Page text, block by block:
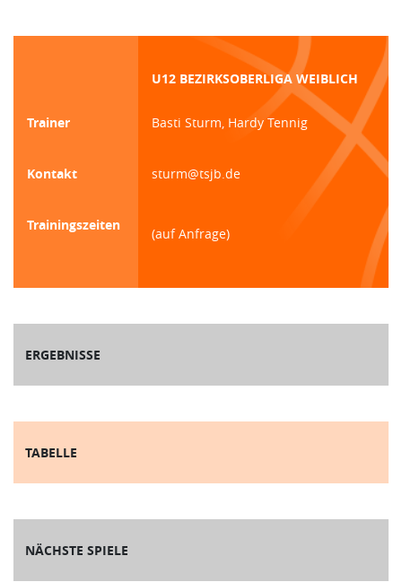
U12 BEZIRKSOBERLIGA WEIBLICH
Trainer Basti Sturm, Hardy Tennig
Kontakt sturm@tsjb.de
Trainingszeiten
(auf Anfrage)
ERGEBNISSE
TABELLE
NÄCHSTE SPIELE